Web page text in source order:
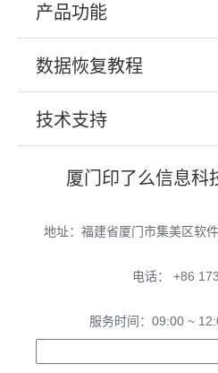
产品功能
数据恢复教程
技术支持
厦门印了么信息科
地址：福建省厦门市集美区软
电话： +86
服务时间：09:00 ~